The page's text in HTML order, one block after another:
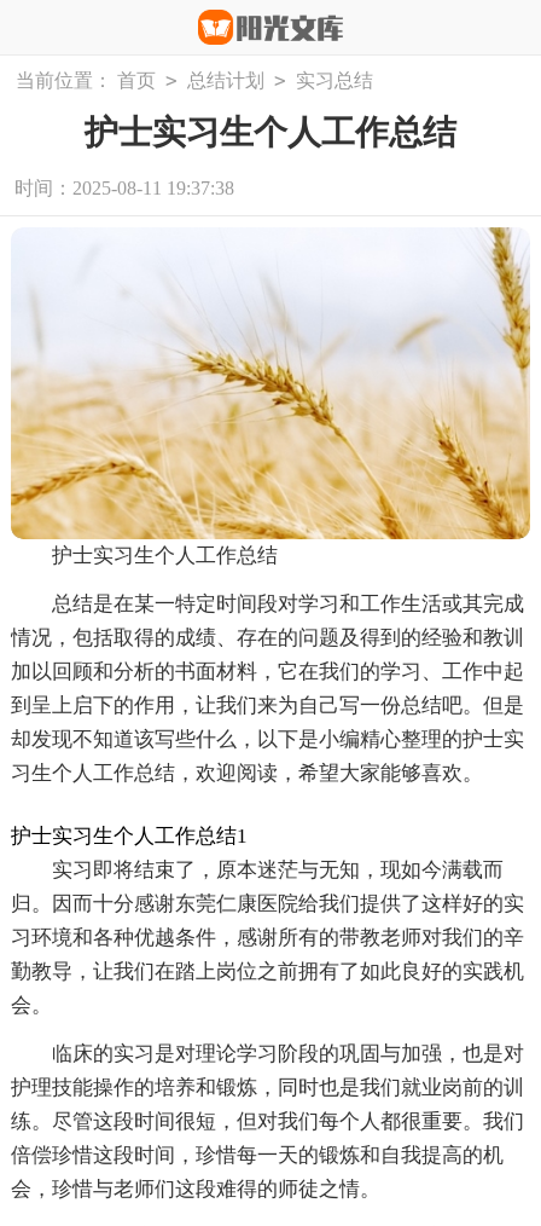
当前位置： 首页 > 总结计划 > 实习总结
护士实习生个人工作总结
时间：2025-08-11 19:37:38
护士实习生个人工作总结
总结是在某一特定时间段对学习和工作生活或其完成
情况，包括取得的成绩、存在的问题及得到的经验和教训
加以回顾和分析的书面材料，它在我们的学习、工作中起
到呈上启下的作用，让我们来为自己写一份总结吧。但是
却发现不知道该写些什么，以下是小编精心整理的护士实
习生个人工作总结，欢迎阅读，希望大家能够喜欢。
护士实习生个人工作总结1
实习即将结束了，原本迷茫与无知，现如今满载而
归。因而十分感谢东莞仁康医院给我们提供了这样好的实
习环境和各种优越条件，感谢所有的带教老师对我们的辛
勤教导，让我们在踏上岗位之前拥有了如此良好的实践机
会。
临床的实习是对理论学习阶段的巩固与加强，也是对
护理技能操作的培养和锻炼，同时也是我们就业岗前的训
练。尽管这段时间很短，但对我们每个人都很重要。我们
倍偿珍惜这段时间，珍惜每一天的锻炼和自我提高的机
会，珍惜与老师们这段难得的师徒之情。